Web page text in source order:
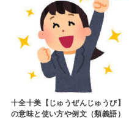
十全十美【じゅうぜんじゅうび】
の意味と使い方や例文（類義語）